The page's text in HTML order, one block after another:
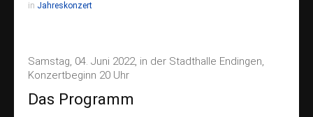
Dirigent
Konzerte
Jahreskonzert
in Jahreskonzert
Samstag, 04. Juni 2022, in der Stadthalle Endingen,
Konzertbeginn 20 Uhr
Das Programm